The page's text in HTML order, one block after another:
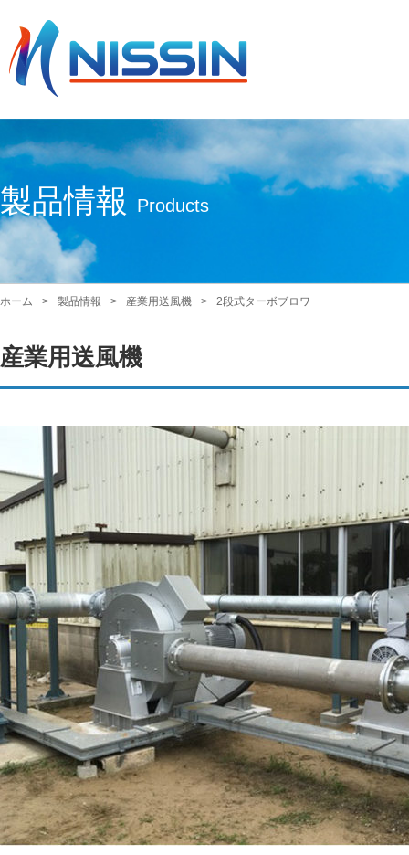
製品情報 Products
ホーム 製品情報 産業用送風機 2段式ターボブロワ
産業用送風機